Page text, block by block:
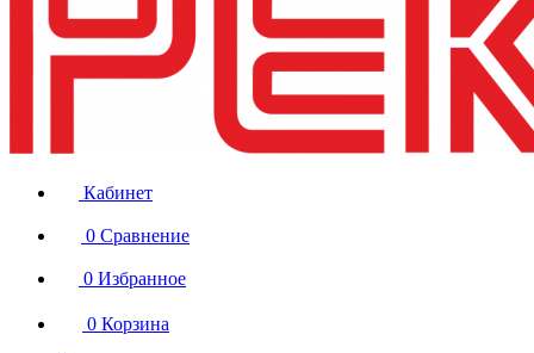
Кабинет
0 Сравнение
0 Избранное
0 Корзина